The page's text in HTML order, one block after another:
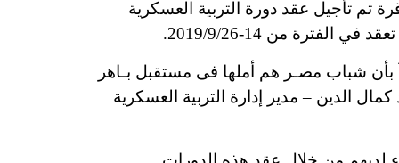
تم تأجيل عقد دورة التربية العسكرية
26.
بأن شباب مصـر هم أملها فى مستقبل بـاهر
الدين – مدير إدارة التربية العسكرية